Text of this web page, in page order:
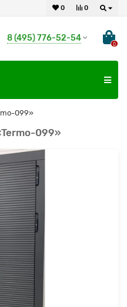
0
0
8 (495) 776-52-54
0
099»
099»